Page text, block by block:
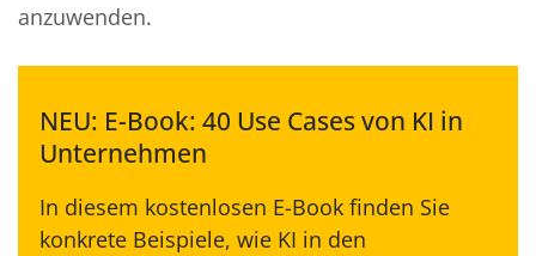
anzuwenden.
NEU: E-Book: 40 Use Cases von KI in
Unternehmen
In diesem kostenlosen E-Book finden Sie
konkrete Beispiele, wie KI in den